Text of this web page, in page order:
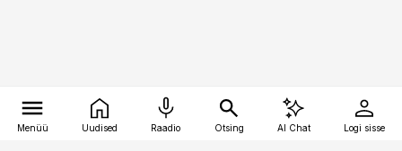
Menüü Uudised Raadio Otsing AI Chat Logi sisse